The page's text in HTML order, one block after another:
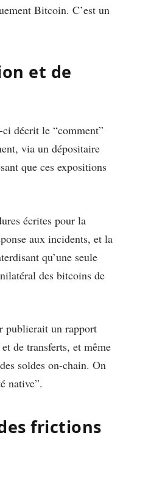
Bitcoin. C’est un
et de
décrit le “comment”
via un dépositaire
que ces expositions
écrites pour la
aux incidents, et la
qu’une seule
des bitcoins de
publierait un rapport
de transferts, et même
soldes on-chain. On
native”.
frictions